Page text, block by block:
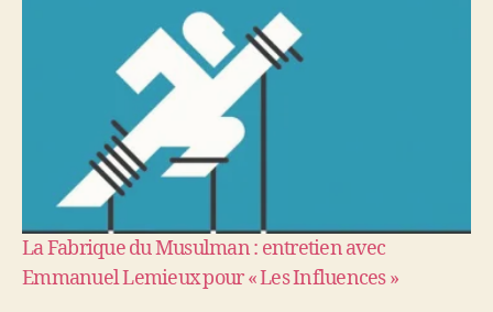
La Fabrique du Musulman : entretien avec
Emmanuel Lemieux pour « Les Influences »